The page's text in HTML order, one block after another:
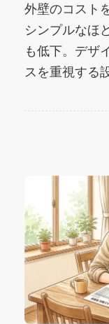
外壁のコスト
シンプルなほ
も低下。デザ
スを重視する